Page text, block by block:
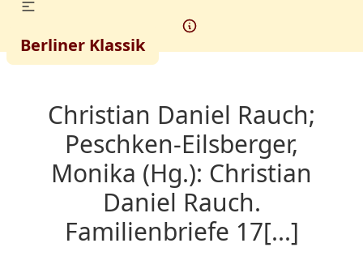
Berliner Klassik
Christian Daniel Rauch;
Peschken-Eilsberger,
Monika (Hg.): Christian
Daniel Rauch.
Familienbriefe 17[...]